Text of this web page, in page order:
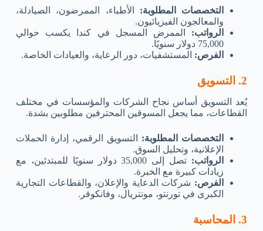
التخصصات المطلوبة: الأطباء، الممرضون، الصيادلة،
والمعالجون الفيزيائيون.
الرواتب: الممرض المسجل في كندا يكسب حوالي
75,000 دولار سنويًا.
الفرص: المستشفيات، دور الرعاية، والعيادات الخاصة.
2. التسويق
يُعد التسويق أساس نجاح الشركات والمؤسسات في مختلف
القطاعات، مما يجعل المسوقين المحترفين مطلوبين بشدة.
التخصصات المطلوبة: التسويق الرقمي، إدارة الحملات
الإعلانية، وتحليل السوق.
الرواتب:
تصل إلى 35,000 دولار سنويًا للمبتدئين، مع
زيادات كبيرة مع الخبرة.
الفرص: شركات الدعاية والإعلان، والقطاعات التجارية
الكبرى في تورنتو، مونتريال، وفانكوفر.
3. المحاسبة